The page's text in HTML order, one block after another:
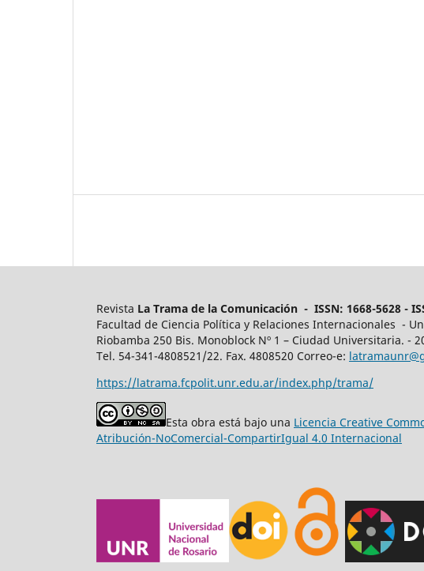
Revista La Trama de la Comunicación - ISSN: 1668-5628 -
Facultad de Ciencia Política y Relaciones Internacionales -
Riobamba 250 Bis. Monoblock Nº 1 – Ciudad Universitaria. -
Tel. 54-341-4808521/22. Fax. 4808520 Correo-e:
https://latrama.fcpolit.unr.edu.ar/index.php/trama/
Esta obra está bajo una Licencia Creative
Atribución-NoComercial-CompartirIgual 4.0 Internacional